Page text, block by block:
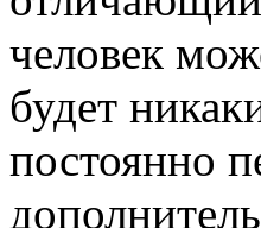
человек
будет
постоянно